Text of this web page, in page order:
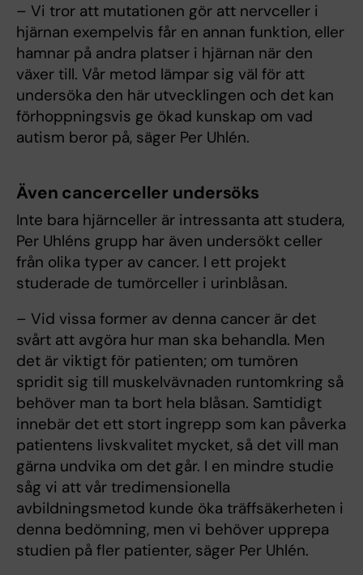
– Vi tror att mutationen gör att nervceller i
hjärnan exempelvis får en annan funktion, eller
hamnar på andra platser i hjärnan när den
växer till. Vår metod lämpar sig väl för att
undersöka den här utvecklingen och det kan
förhoppningsvis ge ökad kunskap om vad
autism beror på, säger Per Uhlén.
Även cancerceller undersöks
Inte bara hjärnceller är intressanta att studera,
Per Uhléns grupp har även undersökt celler
från olika typer av cancer. I ett projekt
studerade de tumörceller i urinblåsan.
– Vid vissa former av denna cancer är det
svårt att avgöra hur man ska behandla. Men
det är viktigt för patienten; om tumören
spridit sig till muskelvävnaden runtomkring så
behöver man ta bort hela blåsan. Samtidigt
innebär det ett stort ingrepp som kan påverka
patientens livskvalitet mycket, så det vill man
gärna undvika om det går. I en mindre studie
såg vi att vår tredimensionella
avbildningsmetod kunde öka träffsäkerheten i
denna bedömning, men vi behöver upprepa
studien på fler patienter, säger Per Uhlén.